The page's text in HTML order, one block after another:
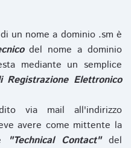
un nome a dominio .sm è
del nome a dominio
mediante un semplice
Registrazione Elettronico
via mail all'indirizzo
avere come mittente la
"Technical Contact"del